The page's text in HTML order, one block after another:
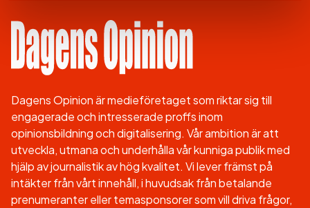
Dagens Opinion är medieföretaget som riktar sig till
engagerade och intresserade proffs inom
opinionsbildning och digitalisering. Vår ambition är att
utveckla, utmana och underhålla vår kunniga publik med
hjälp av journalistik av hög kvalitet. Vi lever främst på
intäkter från vårt innehåll, i huvudsak från betalande
prenumeranter eller temasponsorer som vill driva frågor,